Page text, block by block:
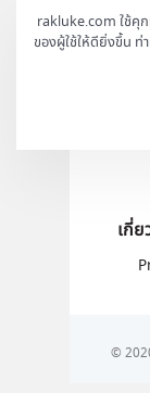
rakluke.com ใช้คุ
ของผู้ใช้ให้ดียิ่งขึ้น ท่
เกี่ย
©